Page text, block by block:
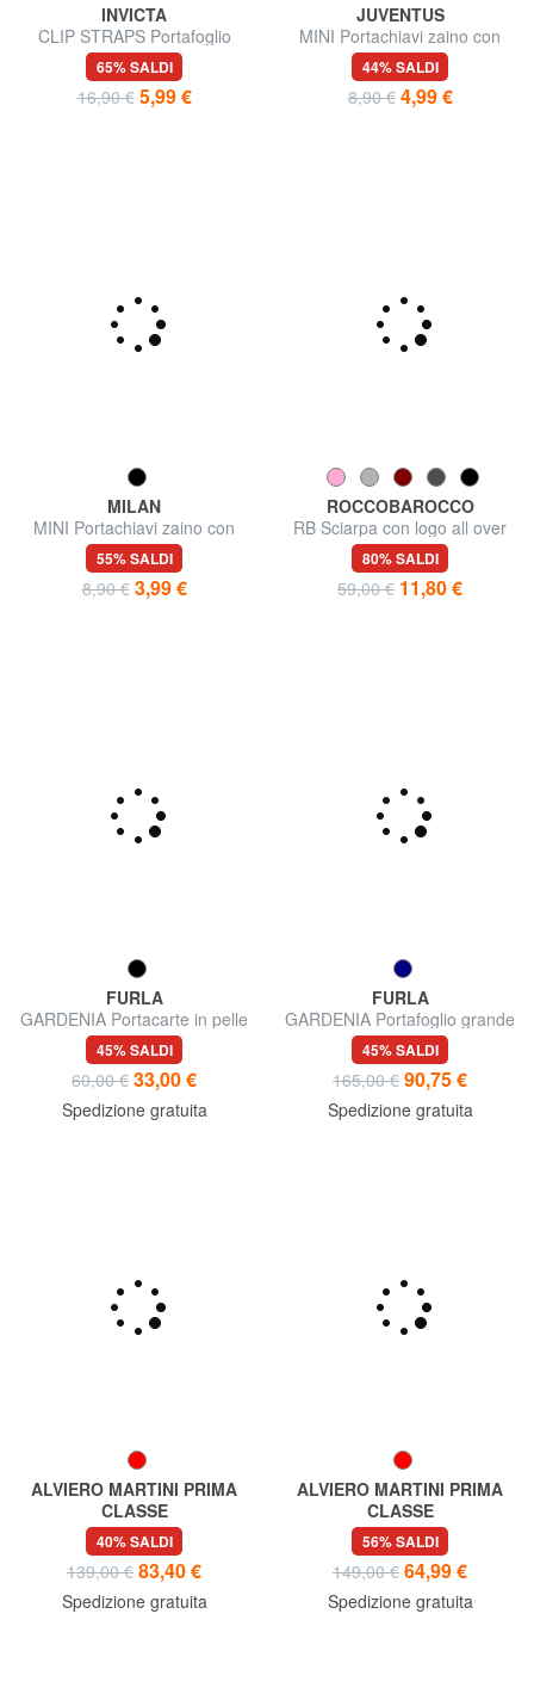
INVICTA
CLIP STRAPS Portafoglio
65% SALDI
5,99 €
JUVENTUS
MINI Portachiavi zaino con
accessori
44% SALDI
4,99 €
MILAN
MINI Portachiavi zaino con
accessori
55% SALDI
3,99 €
ROCCOBAROCCO
RB Sciarpa con logo all over
80% SALDI
11,80 €
FURLA
GARDENIA Portacarte in pelle
stampa andromeda
45% SALDI
60,00 € 33,00 €
FURLA
GARDENIA Portafoglio grande
in pelle zip around
45% SALDI
165,00 € 90,75 €
ALVIERO MARTINI PRIMA
CLASSE
FORMENTERA Orologio solo
tempo
40% SALDI
139,00 € 83,40 €
ALVIERO MARTINI PRIMA
CLASSE
ISCHIA Orologio solo tempo
56% SALDI
149,00 € 64,99 €